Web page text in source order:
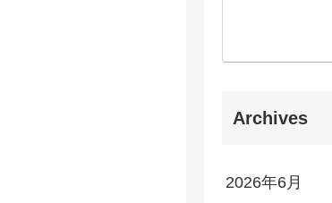
Archives
2026年6月